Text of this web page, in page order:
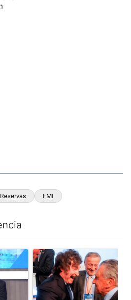
Reservas FMI
con el título "El Banco Central no
Un artículo de tendencia con